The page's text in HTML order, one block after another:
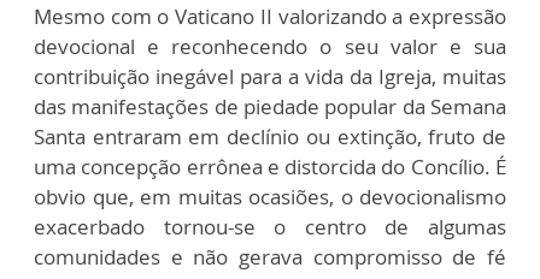
Mesmo com o Vaticano II valorizando a expressão
devocional e reconhecendo o seu valor e sua
contribuição inegável para a vida da Igreja, muitas
das manifestações de piedade popular da Semana
Santa entraram em declínio ou extinção, fruto de
uma concepção errônea e distorcida do Concílio. É
obvio que, em muitas ocasiões, o devocionalismo
exacerbado tornou-se o centro de algumas
comunidades e não gerava compromisso de fé